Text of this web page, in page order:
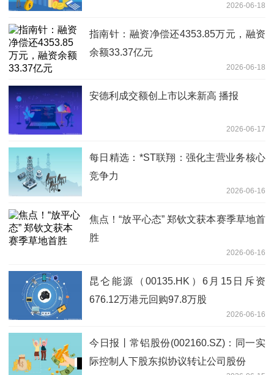
2026-06-18
指南针：融资净偿还4353.85万元，融资
余额33.37亿元
2026-06-18
安德利成交额创上市以来新高 播报
2026-06-17
每日精选：*ST联翔：强化主营业务核心
竞争力
2026-06-16
焦点！“放平心态” 郑钦文获本赛季草地首
胜
2026-06-16
昆仑能源（00135.HK）6月15日斥资
676.12万港元回购97.8万股
2026-06-16
今日报丨常铝股份(002160.SZ)：同一实
际控制人下股东拟协议转让公司股份